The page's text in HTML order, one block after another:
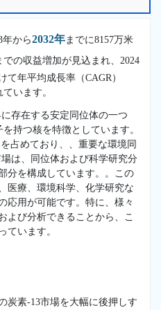
年から2032年 までに8157万米
での収益増加が見込まれ、2024
て年平均成長率（CAGR）
います。
存在する安定同位体の一つ
持つ核を特徴としています。
占めており、、重要な環境同
は、同位体および科学研究分
分を構成しています。。この
医療、環境科学、化学研究な
応用が可能です。特に、様々
よび分析できることから、こ
ています。
炭素-13市場を大幅に後押しす